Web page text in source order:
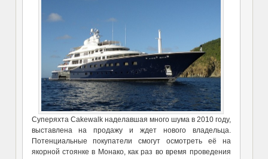
Суперяхта Cakewalk наделавшая много шума в 2010 году,
выставлена на продажу и ждет нового владельца.
Потенциальные покупатели смогут осмотреть её на
якорной стоянке в Монако, как раз во время проведения